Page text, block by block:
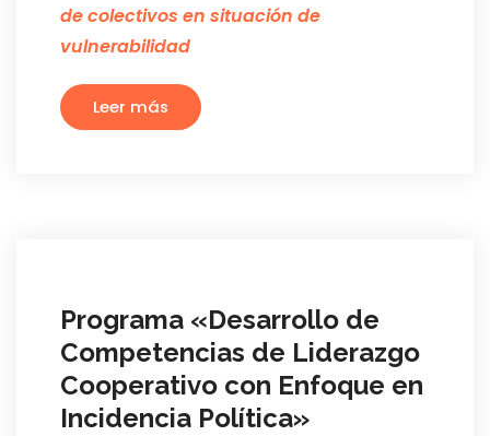
de colectivos en situación de
vulnerabilidad
Leer más
Programa «Desarrollo de
Competencias de Liderazgo
Cooperativo con Enfoque en
Incidencia Política»